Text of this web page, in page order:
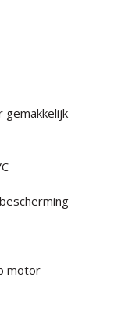
motor